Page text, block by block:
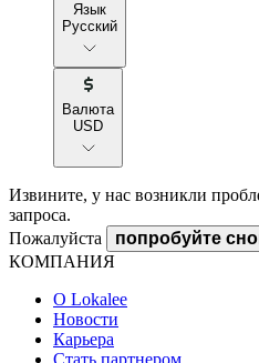
Язык
Русский
Валюта
USD
Извините, у нас возникли
запроса.
Пожалуйста
попробуйте
КОМПАНИЯ
О Lokalee
Новости
Карьера
Стать партнером